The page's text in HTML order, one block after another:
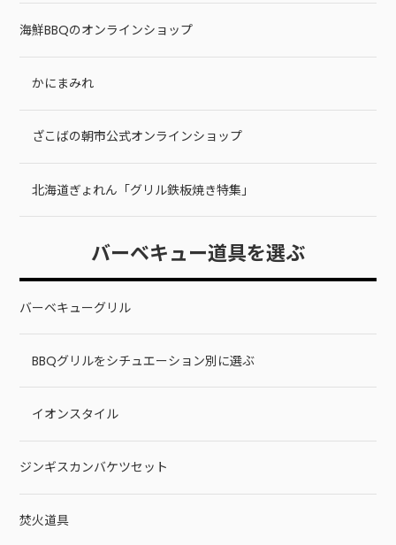
海鮮BBQのオンラインショップ
かにまみれ
ざこばの朝市公式オンラインショップ
北海道ぎょれん「グリル鉄板焼き特集」
バーベキュー道具を選ぶ
バーベキューグリル
BBQグリルをシチュエーション別に選ぶ
イオンスタイル
ジンギスカンバケツセット
焚火道具